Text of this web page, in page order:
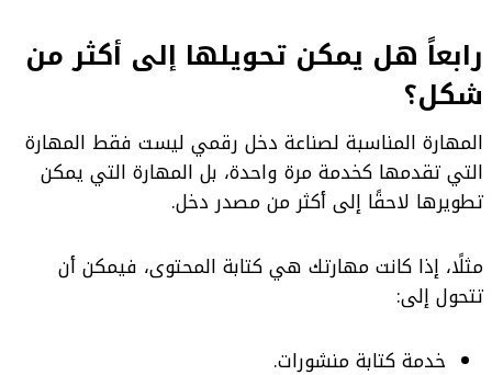
رابعاً هل يمكن تحويلها إلى أكثر من
شكل؟
المهارة المناسبة لصناعة دخل رقمي ليست فقط المهارة
التي تقدمها كخدمة مرة واحدة، بل المهارة التي يمكن
تطويرها لاحقًا إلى أكثر من مصدر دخل.
مثلًا، إذا كانت مهارتك هي كتابة المحتوى، فيمكن أن
تتحول إلى:
خدمة كتابة منشورات.